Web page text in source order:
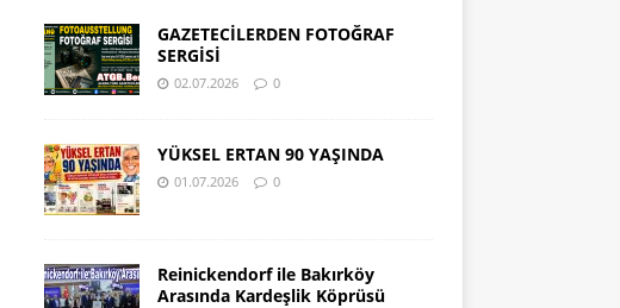
GAZETECİLERDEN FOTOĞRAF
SERGİSİ
02.07.2026 0
YÜKSEL ERTAN 90 YAŞINDA
01.07.2026 0
Reinickendorf ile Bakırköy
Arasında Kardeşlik Köprüsü